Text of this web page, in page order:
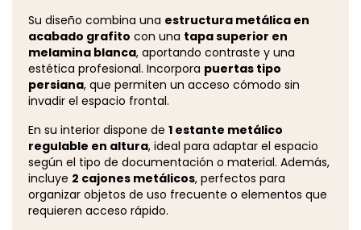
Su diseño combina una estructura metálica en
acabado grafito con una tapa superior en
melamina blanca, aportando contraste y una
estética profesional. Incorpora puertas tipo
persiana, que permiten un acceso cómodo sin
invadir el espacio frontal.
En su interior dispone de 1 estante metálico
regulable en altura, ideal para adaptar el espacio
según el tipo de documentación o material. Además,
incluye 2 cajones metálicos, perfectos para
organizar objetos de uso frecuente o elementos que
requieren acceso rápido.